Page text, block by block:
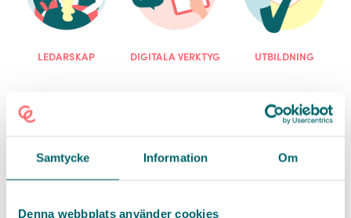
Samtycke Information Om
Denna webbplats använder cookies
LEDARSKAP DIGITALA VERKTYG UTBILDNING
Vi erbjuder